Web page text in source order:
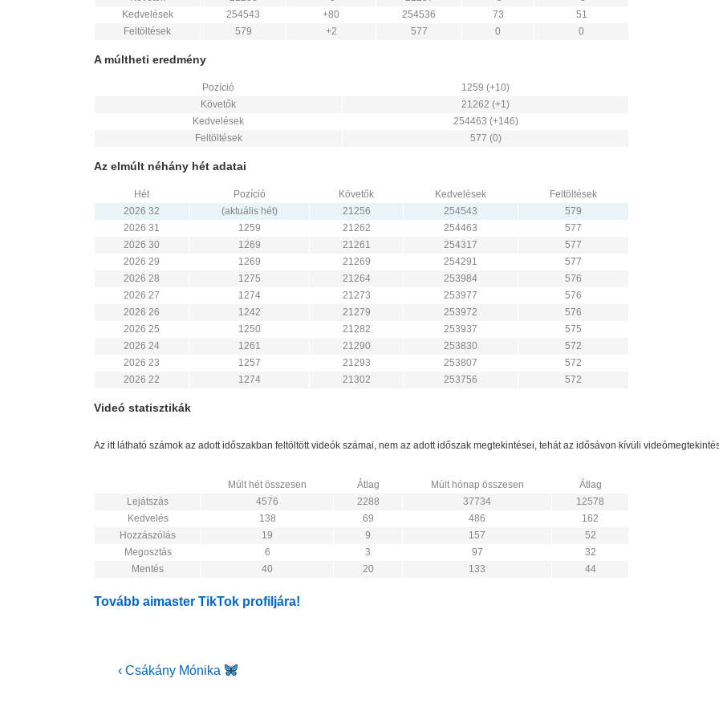
Kedvelések
254543 +80 254536 73
51
Feltöltések
579 +2 577 0 0
A múltheti eredmény
Pozíció
1259 (+10)
Követők
21262 (+1)
Kedvelések
254463 (+146)
Feltöltések
577 (0)
Az elmúlt néhány hét adatai
Hét Pozíció Követők Kedvelések
Feltöltések
2026 32
(aktuális hét) 21256 254543
579
2026 31
1259 21262 254463
577
2026 30
1269 21261 254317
577
2026 29
1269 21269 254291
577
2026 28
1275 21264 253984
576
2026 27
1274 21273 253977
576
2026 26
1242 21279 253972
576
2026 25
1250 21282 253937
575
2026 24
1261 21290 253830
572
2026 23
1257 21293 253807
572
2026 22
1274 21302 253756 572
Videó statisztikák
Az itt látható számok az adott időszakban feltöltött videók számai, nem az adott időszak megtekintései, tehát az idősávon kívüli
Múlt hét összesen Átlag Múlt hónap összesen
Átlag
Lejátszás
4576 2288 37734
12578
Kedvelés
138 69 486
162
Hozzászólás
19 9 157
52
Megosztás
6 3 97
32
Mentés
40 20 133 44
Tovább aimaster TikTok profiljára!
Bejegyzés
Previous
‹ Csákány Mónika